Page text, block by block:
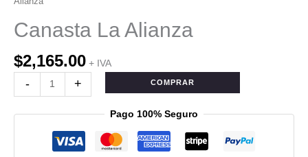
Canasta La Alianza
$2,165.00 + IVA
- + COMPRAR
Pago 100% Seguro